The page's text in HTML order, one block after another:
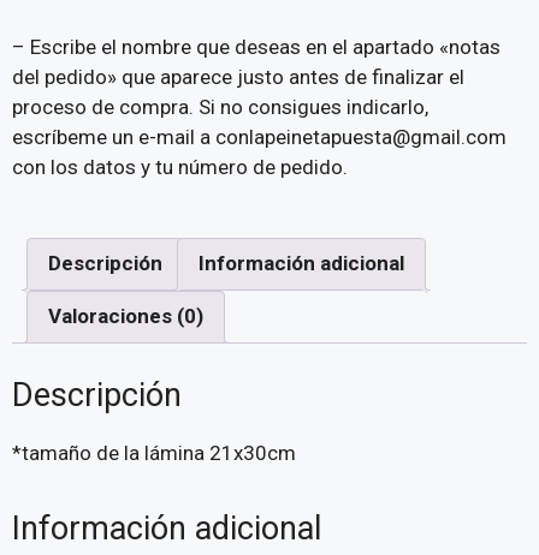
– Escribe el nombre que deseas en el apartado «notas
del pedido» que aparece justo antes de finalizar el
proceso de compra. Si no consigues indicarlo,
escríbeme un e-mail a conlapeinetapuesta@gmail.com
con los datos y tu número de pedido.
Descripción Información adicional
Valoraciones (0)
Descripción
*tamaño de la lámina 21x30cm
Información adicional